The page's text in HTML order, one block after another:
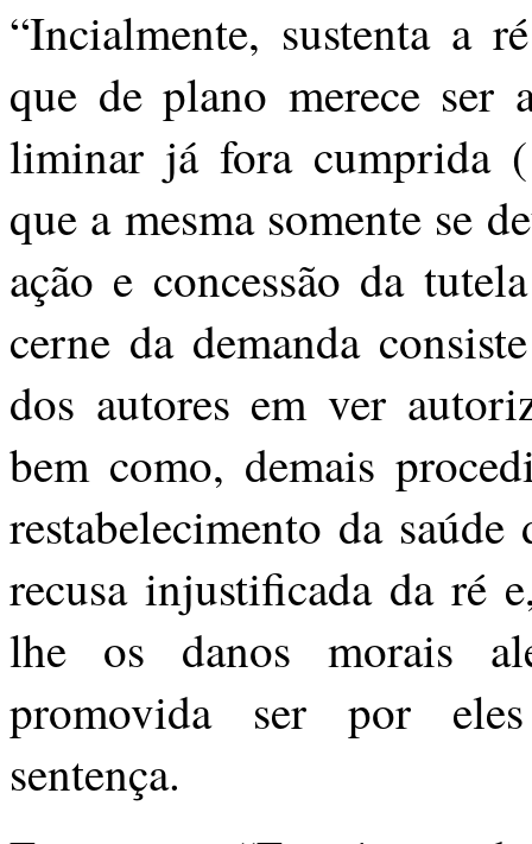
“Incialmente, sustenta a
que de plano merece ser
liminar já fora cumprida
que a mesma somente se
ação e concessão da
cerne da demanda
dos autores em ver
bem como, demais
restabelecimento da
recusa injustificada da ré
lhe os danos morais
promovida ser por eles
sentença.